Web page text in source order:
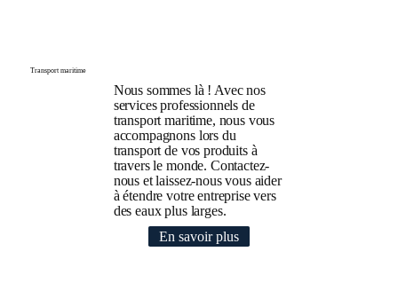
Transport maritime
Nous sommes là ! Avec nos
services professionnels de
transport maritime, nous vous
accompagnons lors du
transport de vos produits à
travers le monde. Contactez-
nous et laissez-nous vous aider
à étendre votre entreprise vers
des eaux plus larges.
En savoir plus